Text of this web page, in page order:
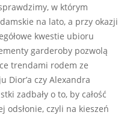
w którym
na lato, a przy okazji
kwestie ubioru
garderoby pozwolą
trendami rodem ze
Dior’a czy Alexandra
zadbały o to, by całość
odsłonie, czyli na kieszeń